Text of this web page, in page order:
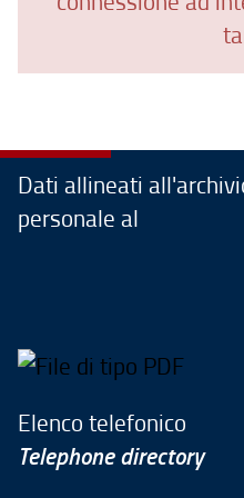
Dati allineati
personale al
Elenco telefonico
Telephone directory